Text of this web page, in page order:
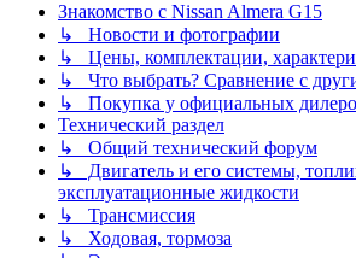
Знакомство с Nissan Almera G15
↳ Новости и фотографии
↳ Цены, комплектации,
↳ Что выбрать? Сравнение с
↳ Покупка у официальных
Технический раздел
↳ Общий технический форум
↳ Двигатель и его системы,
эксплуатационные жидкости
↳ Трансмиссия
↳ Ходовая, тормоза